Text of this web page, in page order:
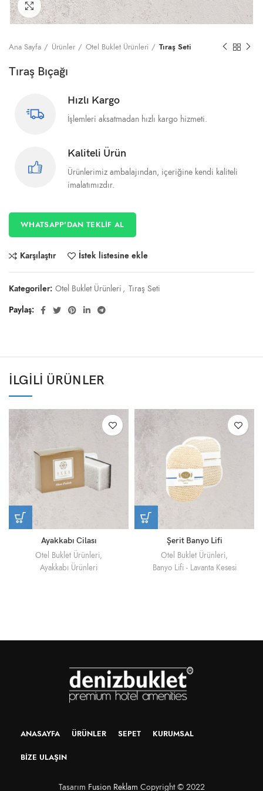
Büyütmek için tıklayın
Ana Sayfa Ürünler Otel Buklet Ürünleri Tıraş Seti
Tıraş Bıçağı
Hızlı Kargo
İşlemleri aksatmadan hızlı kargo hizmeti.
Kaliteli Ürün
Ürünlerimiz ambalajından, içeriğine kendi kaliteli
imalatımızdır.
WHATSAPP'DAN TEKLİF AL
Karşılaştır İstek listesine ekle
Kategoriler: Otel Buklet Ürünleri , Tıraş Seti
Paylaş
İLGILI ÜRÜNLER
Ayakkabı Cilası
Otel Buklet Ürünleri,
Ayakkabı Ürünleri
Şerit Banyo Lifi
Otel Buklet Ürünleri,
Banyo Lifi - Lavanta Kesesi
ANASAYFA ÜRÜNLER SEPET KURUMSAL
BIZE ULAŞIN
Tasarım Fusion Reklam Copyright © 2022